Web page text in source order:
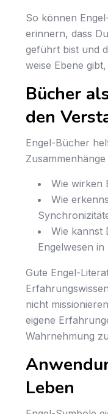
So können
erinnern, dass
geführt bist und
weise Ebene
Bücher
den
Engel-Bücher
Wie wirken
Wie
Wie kannst
Engelwesen
Gute Engel-
nicht
eigene
Wahrnehmung
Leben